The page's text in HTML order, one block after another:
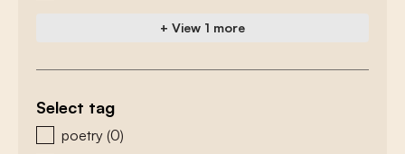
+ View 1 more
Select tag
zoeken - tags
poetry (0)